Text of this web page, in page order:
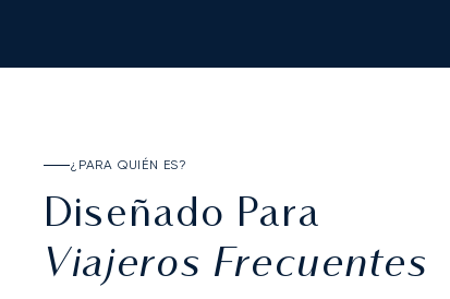
¿PARA QUIÉN ES?
Diseñado Para
Viajeros Frecuentes